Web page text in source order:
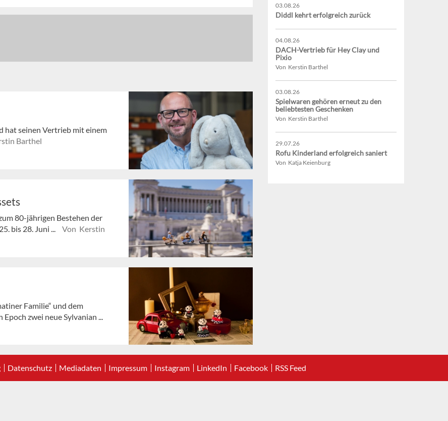
hat seinen Vertrieb mit einem
Barthel
80-jährigen Bestehen der
bis 28. Juni ...
Von Kerstin
Familie“ und dem
zwei neue Sylvanian ...
03.08.26
Diddl kehrt erfolgreich zurück
04.08.26
DACH-Vertrieb für Hey Clay und
Pixio
Von Kerstin Barthel
03.08.26
Spielwaren gehören erneut zu den
beliebtesten Geschenken
Von Kerstin Barthel
29.07.26
Rofu Kinderland erfolgreich saniert
Von Katja Keienburg
Datenschutz Mediadaten Impressum Instagram LinkedIn Facebook RSS Feed